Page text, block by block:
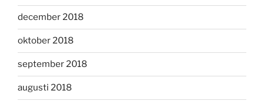
december 2018
oktober 2018
september 2018
augusti 2018